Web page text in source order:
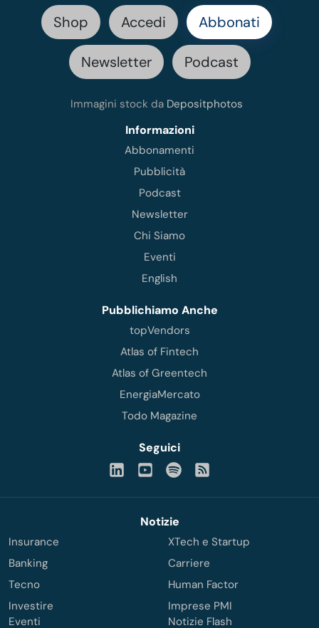
Shop Accedi Abbonati
Newsletter Podcast
Immagini stock da Depositphotos
Informazioni
Abbonamenti
Pubblicità
Podcast
Newsletter
Chi Siamo
Eventi
English
Pubblichiamo Anche
topVendors
Atlas of Fintech
Atlas of Greentech
EnergiaMercato
Todo Magazine
Seguici
Notizie
Insurance
Banking
Tecno
Investire
XTech e Startup
Carriere
Human Factor
Imprese PMI
Eventi
Notizie Flash